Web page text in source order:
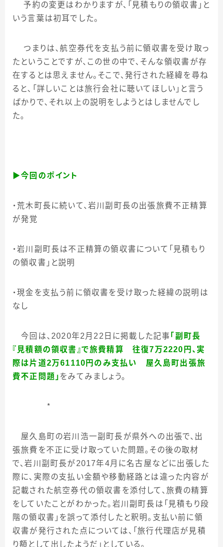
予約の変更はわかりますが、「見積もりの領収書」と
いう言葉は初耳でした。
つまりは、航空券代を支払う前に領収書を受け取っ
たということですが、この世の中で、そんな領収書が存
在するとは思えません。そこで、発行された経緯を尋ね
ると、「詳しいことは旅行会社に聴いてほしい」と言う
ばかりで、それ以上の説明をしようとはしませんでし
た。
▶今回のポイント
・荒木町長に続いて、岩川副町長の出張旅費不正精算
が発覚
・岩川副町長は不正精算の領収書について「見積もり
の領収書」と説明
・現金を支払う前に領収書を受け取った経緯の説明は
なし
今回は、 2020年2 月 22 日に掲載した記事 「副町長
『見積額の領収書』で旅費精算 往復7万2220 円、実
際は片道2万61110 円のみ支払い 屋久島町出張旅
費不正問題」 をみてみましょう。
＊
屋久島町の岩川浩一副町長が県外への出張で、出
張旅費を不正に受け取っていた問題。その後の取材
で、岩川副町長が 2017年4月に名古屋などに出張した
際に、実際の支払い金額や移動経路とは違った内容が
記載された航空券代の領収書を添付して、旅費の精算
をしていたことがわかった。岩川副町長は「見積もり段
階の領収書」を誤って添付したと釈明。支払い前に領
収書が発行された点については、「旅行代理店が見積
り額として出したようだ」としている。